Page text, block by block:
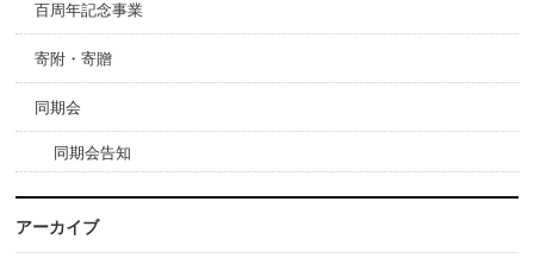
百周年記念事業
寄附・寄贈
同期会
同期会告知
アーカイブ